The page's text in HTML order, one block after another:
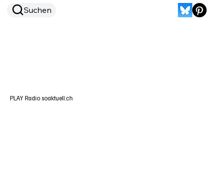
Suchen
PLAY Radio soaktuell.ch